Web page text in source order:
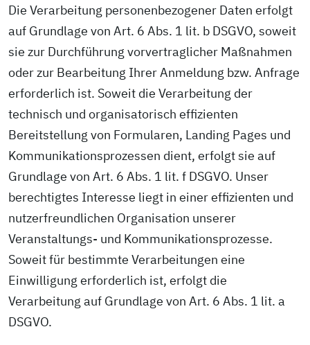
Die Verarbeitung personenbezogener Daten erfolgt
auf Grundlage von Art. 6 Abs. 1 lit. b DSGVO, soweit
sie zur Durchführung vorvertraglicher Maßnahmen
oder zur Bearbeitung Ihrer Anmeldung bzw. Anfrage
erforderlich ist. Soweit die Verarbeitung der
technisch und organisatorisch effizienten
Bereitstellung von Formularen, Landing Pages und
Kommunikationsprozessen dient, erfolgt sie auf
Grundlage von Art. 6 Abs. 1 lit. f DSGVO. Unser
berechtigtes Interesse liegt in einer effizienten und
nutzerfreundlichen Organisation unserer
Veranstaltungs- und Kommunikationsprozesse.
Soweit für bestimmte Verarbeitungen eine
Einwilligung erforderlich ist, erfolgt die
Verarbeitung auf Grundlage von Art. 6 Abs. 1 lit. a
DSGVO.